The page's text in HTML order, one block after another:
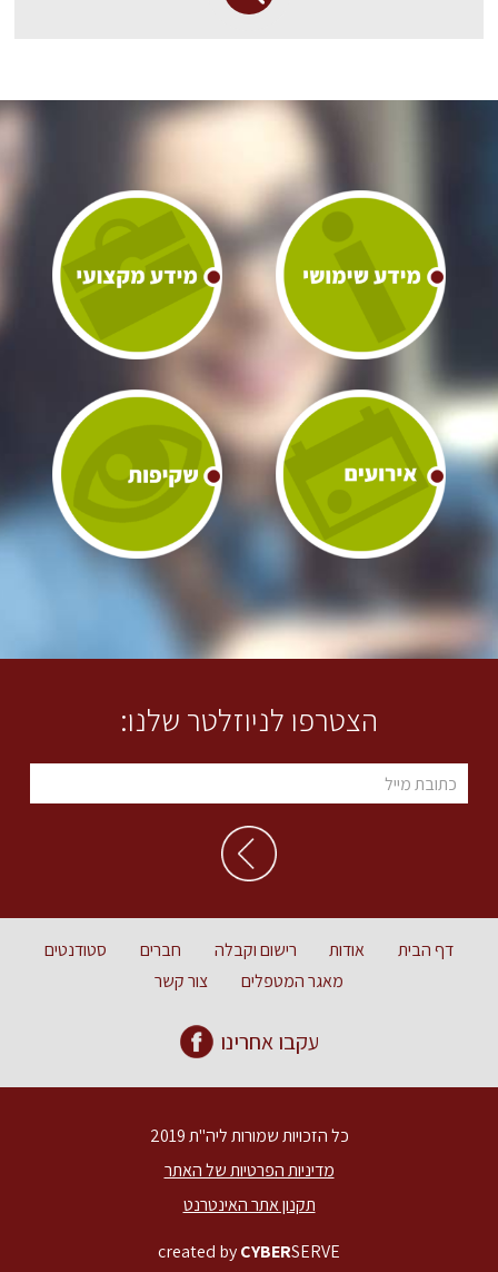
הצטרפו לניוזלטר שלנו:
דף הבית אודות רישום וקבלה חברים
סטודנטים
מאגר המטפלים
צור קשר
עקבו אחרינו
כל הזכויות שמורות ליה"ת 2019
מדיניות הפרטיות של האתר
תקנון אתר האינטרנט
created byCYBERSERVE